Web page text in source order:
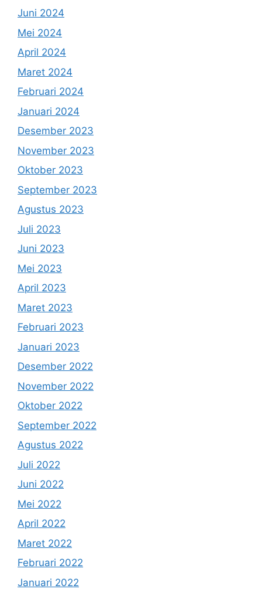
Juni 2024
Mei 2024
April 2024
Maret 2024
Februari 2024
Januari 2024
Desember 2023
November 2023
Oktober 2023
September 2023
Agustus 2023
Juli 2023
Juni 2023
Mei 2023
April 2023
Maret 2023
Februari 2023
Januari 2023
Desember 2022
November 2022
Oktober 2022
September 2022
Agustus 2022
Juli 2022
Juni 2022
Mei 2022
April 2022
Maret 2022
Februari 2022
Januari 2022